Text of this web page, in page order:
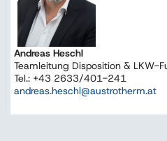
Andreas Heschl
Teamleitung Disposition & LKW-
Tel.: +43 2633/401-241
andreas.heschl@austrotherm.at